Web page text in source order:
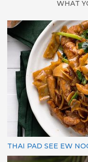
WHAT
THAI PAD SEE EW